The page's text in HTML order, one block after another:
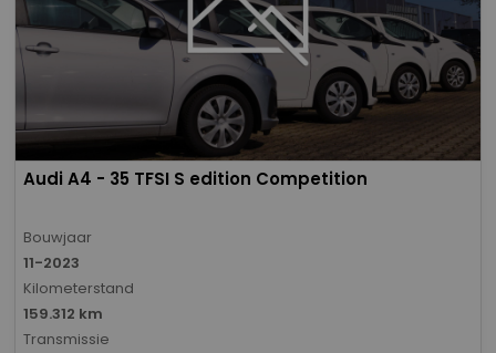
Audi A4 - 35 TFSI S edition Competition
Bouwjaar
11-2023
Kilometerstand
159.312 km
Transmissie